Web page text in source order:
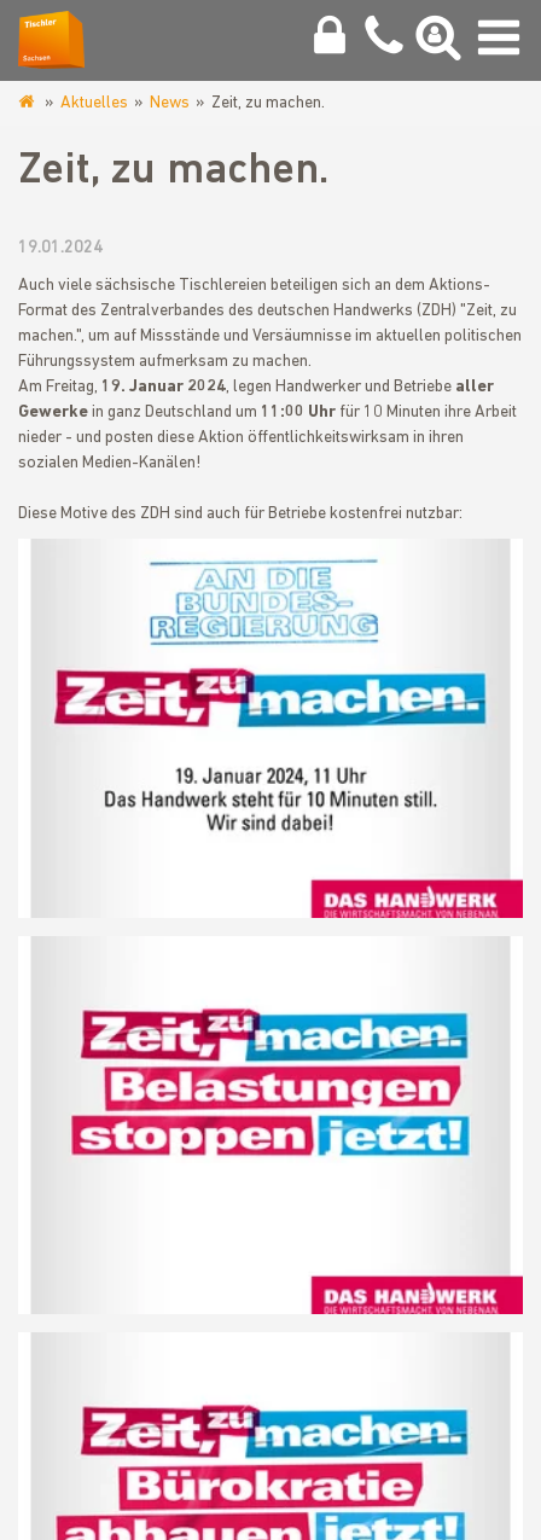
sachsen.de
Aktuelles News Zeit, zu machen.
Zeit, zu machen.
19.01.2024
Auch viele sächsische Tischlereien beteiligen sich an dem Aktions-
Format des Zentralverbandes des deutschen Handwerks (ZDH) "Zeit, zu
machen.", um auf Missstände und Versäumnisse im aktuellen politischen
Führungssystem aufmerksam zu machen.
Am Freitag, 19. Januar 2024, legen Handwerker und Betriebe aller
Gewerke in ganz Deutschland um 11:00 Uhr für 10 Minuten ihre Arbeit
nieder - und posten diese Aktion öffentlichkeitswirksam in ihren
sozialen Medien-Kanälen!
Diese Motive des ZDH sind auch für Betriebe kostenfrei nutzbar: